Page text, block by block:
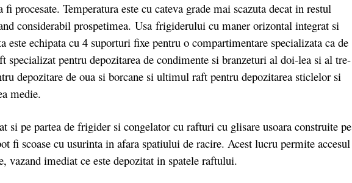
procesate. Temperatura este cu cateva grade mai scazuta decat in restul
considerabil prospetimea. Usa frigiderului cu maner orizontal integrat si
este echipata cu 4 suporturi fixe pentru o compartimentare specializata ca de
specializat pentru depozitarea de condimente si branzeturi al doi-lea si al tre-
depozitare de oua si borcane si ultimul raft pentru depozitarea sticlelor si
medie.
pe partea de frigider si congelator cu rafturi cu glisare usoara construite pe
fi scoase cu usurinta in afara spatiului de racire. Acest lucru permite accesul
vazand imediat ce este depozitat in spatele raftului.